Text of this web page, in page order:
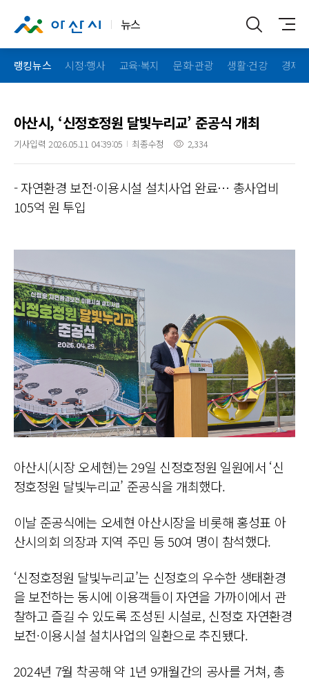
뉴스
랭킹뉴스 시정·행사 교육·복지 문화·관광 생활·건강 경제·
아산시, ‘신정호정원 달빛누리교’ 준공식 개최
기사입력 2026.05.11 04:39:05 최종수정 2,334
- 자연환경 보전·이용시설 설치사업 완료… 총사업비
105억 원 투입
아산시(시장 오세현)는 29일 신정호정원 일원에서 ‘신
정호정원 달빛누리교’ 준공식을 개최했다.
이날 준공식에는 오세현 아산시장을 비롯해 홍성표 아
산시의회 의장과 지역 주민 등 50여 명이 참석했다.
‘신정호정원 달빛누리교’는 신정호의 우수한 생태환경
을 보전하는 동시에 이용객들이 자연을 가까이에서 관
찰하고 즐길 수 있도록 조성된 시설로, 신정호 자연환경
보전·이용시설 설치사업의 일환으로 추진됐다.
2024년 7월 착공해 약 1년 9개월간의 공사를 거쳐, 총